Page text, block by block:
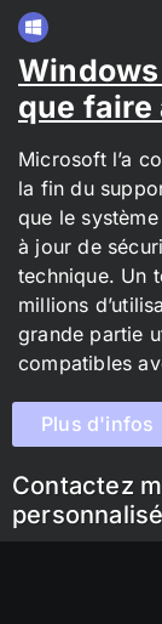
que faire
Microsoft l’a
la fin du
que le
à jour de
technique. Un
millions
grande partie
compatibles
Plus d'infos
Contactez